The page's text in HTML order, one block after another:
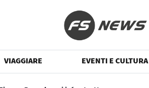
VIAGGIARE EVENTI E CULTURA